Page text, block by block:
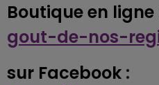
Boutique en ligne
gout-de-nos-
sur Facebook :